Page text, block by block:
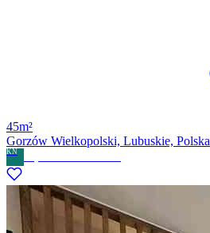
45m²
Gorzów Wielkopolski, Lubuskie, Polska
KN